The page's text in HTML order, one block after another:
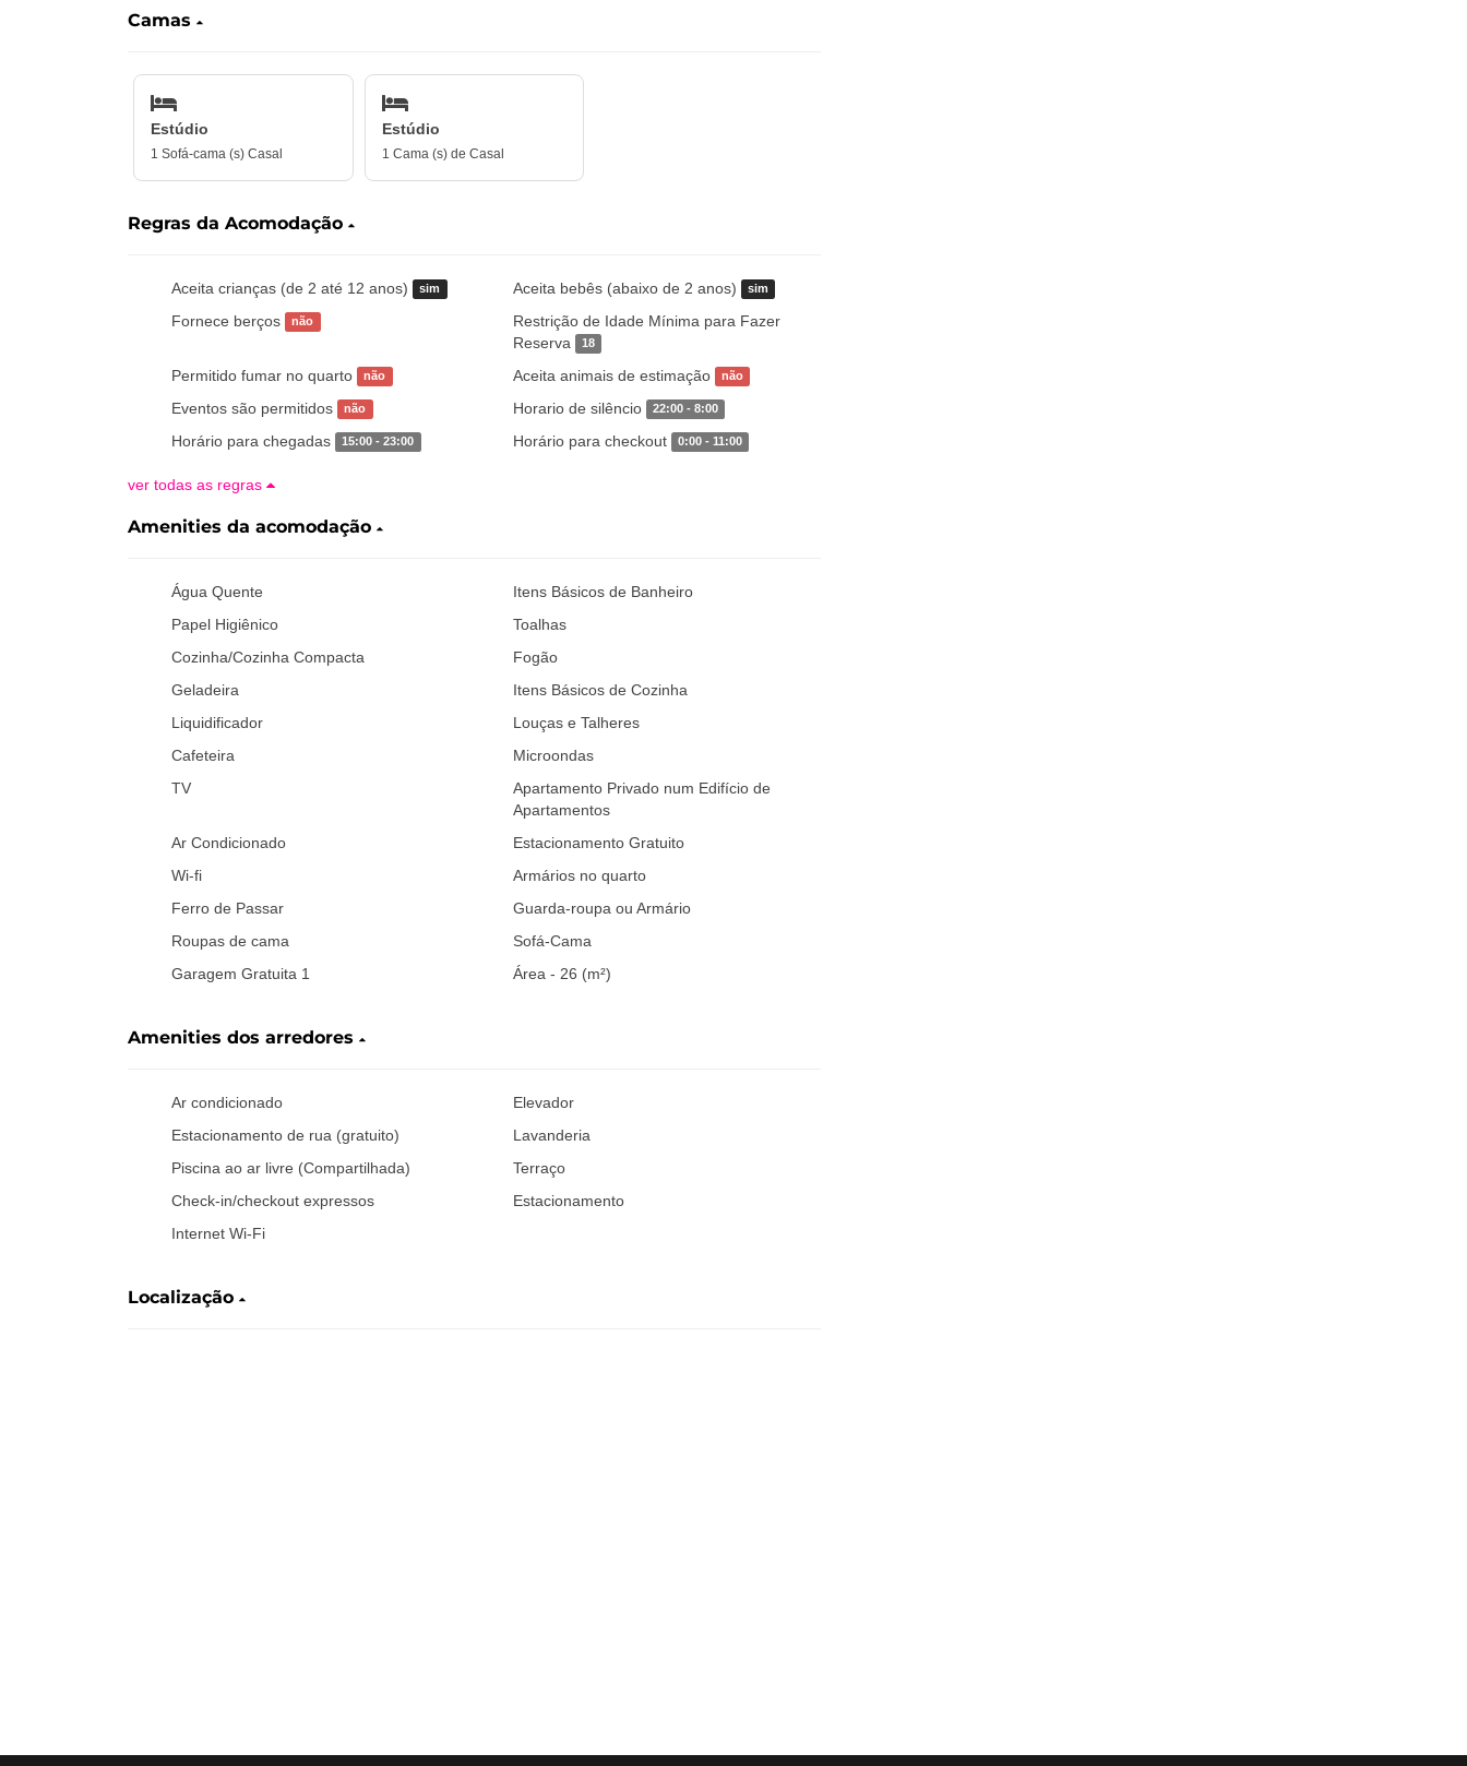
Camas
Estúdio
1 Sofá-cama (s) Casal
Estúdio
1 Cama (s) de Casal
Regras da Acomodação
Aceita crianças (de 2 até 12 anos) sim Aceita bebês (abaixo de 2 anos) sim
Fornece berços não
Restrição de Idade Mínima para Fazer
Reserva
18
Permitido fumar no quarto não Aceita animais de estimação não
Eventos são permitidos não Horario de silêncio 22:00 - 8:00
Horário para chegadas 15:00 - 23:00 Horário para checkout 0:00 - 11:00
ver todas as regras
Amenities da acomodação
Água Quente
Itens Básicos de Banheiro
Papel Higiênico
Toalhas
Cozinha/Cozinha Compacta
Fogão
Geladeira
Itens Básicos de Cozinha
Liquidificador
Louças e Talheres
Cafeteira
Microondas
TV
Apartamento Privado num Edifício de
Apartamentos
Ar Condicionado
Estacionamento Gratuito
Wi-fi
Armários no quarto
Ferro de Passar
Guarda-roupa ou Armário
Roupas de cama
Sofá-Cama
Garagem Gratuita 1
Área - 26 (m²)
Amenities dos arredores
Ar condicionado
Elevador
Estacionamento de rua (gratuito)
Lavanderia
Piscina ao ar livre (Compartilhada)
Terraço
Check-in/checkout expressos
Estacionamento
Internet Wi-Fi
Localização